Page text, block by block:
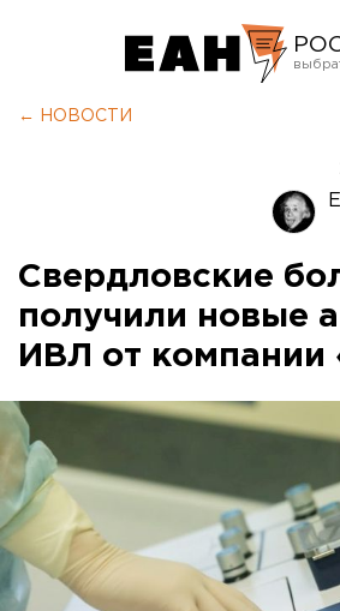
← НОВОСТИ
Свердловские
получили новые
ИВЛ от